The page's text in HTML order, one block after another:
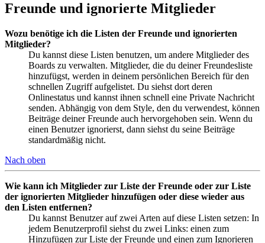
Freunde und ignorierte Mitglieder
Wozu benötige ich die Listen der Freunde und ignorierten
Mitglieder?
Du kannst diese Listen benutzen, um andere Mitglieder des
Boards zu verwalten. Mitglieder, die du deiner Freundesliste
hinzufügst, werden in deinem persönlichen Bereich für den
schnellen Zugriff aufgelistet. Du siehst dort deren
Onlinestatus und kannst ihnen schnell eine Private Nachricht
senden. Abhängig von dem Style, den du verwendest, können
Beiträge deiner Freunde auch hervorgehoben sein. Wenn du
einen Benutzer ignorierst, dann siehst du seine Beiträge
standardmäßig nicht.
Nach oben
Wie kann ich Mitglieder zur Liste der Freunde oder zur Liste
der ignorierten Mitglieder hinzufügen oder diese wieder aus
den Listen entfernen?
Du kannst Benutzer auf zwei Arten auf diese Listen setzen: In
jedem Benutzerprofil siehst du zwei Links: einen zum
Hinzufügen zur Liste der Freunde und einen zum Ignorieren